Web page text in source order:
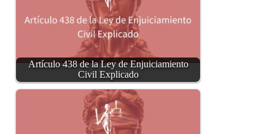
Artículo 438 de la Ley de Enjuiciamiento
Civil Explicado